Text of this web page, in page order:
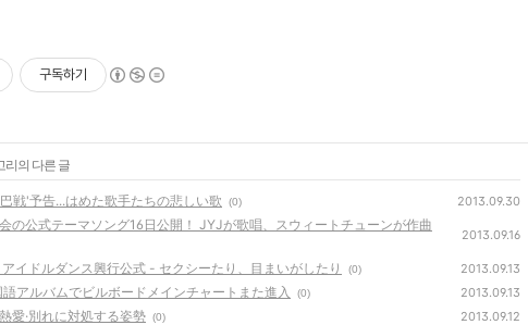
구독하기
리의 다른 글
戦'予告...はめた歌手たちの悲しい歌 (0) 2013.09.30
の公式テーマソング16日公開！ JYJが歌唱、スウィートチューンが作曲
2013.09.16
イドルダンス興行公式 - セクシーたり、目まいがしたり (0) 2013.09.13
アルバムでビルボードメインチャートまた進入 (0) 2013.09.13
愛·別れに対処する姿勢 (0) 2013.09.12